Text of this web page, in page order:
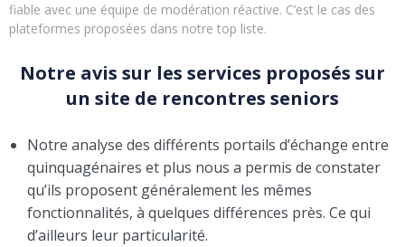
fiable avec une équipe de modération réactive. C’est le cas des
plateformes proposées dans notre top liste.
Notre avis sur les services proposés sur
un site de rencontres seniors
Notre analyse des différents portails d’échange entre
quinquagénaires et plus nous a permis de constater
qu’ils proposent généralement les mêmes
fonctionnalités, à quelques différences près. Ce qui
d’ailleurs leur particularité.